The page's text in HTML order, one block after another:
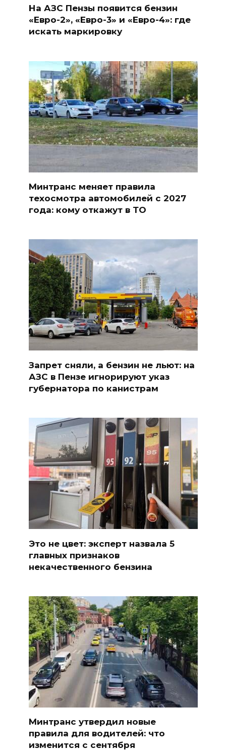
На АЗС Пензы появится бензин
«Евро-2», «Евро-3» и «Евро-4»: где
искать маркировку
Минтранс меняет правила
техосмотра автомобилей с 2027
года: кому откажут в ТО
Запрет сняли, а бензин не льют: на
АЗС в Пензе игнорируют указ
губернатора по канистрам
Это не цвет: эксперт назвала 5
главных признаков
некачественного бензина
Минтранс утвердил новые
правила для водителей: что
изменится с сентября